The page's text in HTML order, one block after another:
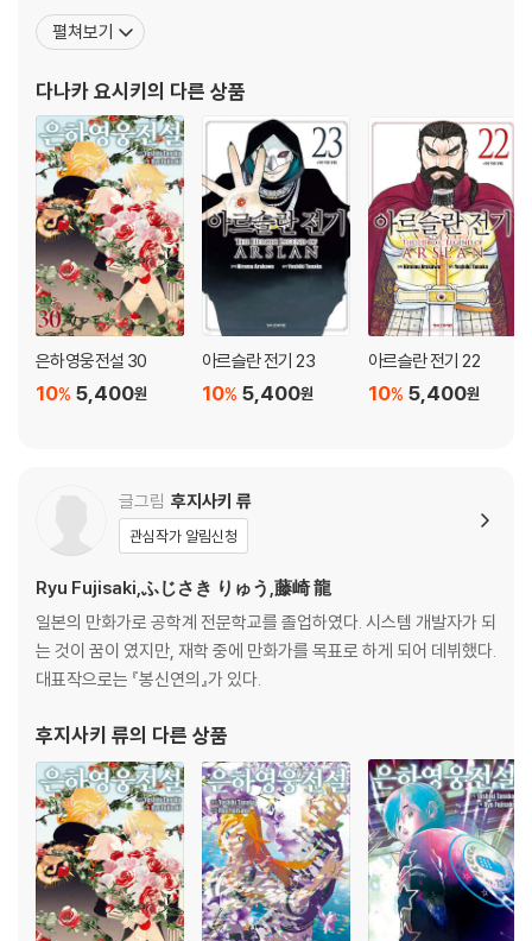
간결한 문체와 상호연관관계가 전혀 흐트러지지 않는 짜임새있는 일
관된 구조로 스토리의 호흡을 매끄럽게 이어간다는 평을 받고 있다.
품은 모두 애니메이션으로 제작되었다. 특히 일본에서만 950
펼쳐보기
다나카 요시키 의 다른 상품
은하영웅전설 30
5,400원
10%
아르슬란 전기 23
5,400원
10%
아르슬란 전기 22
5,400원
10%
글그림 후지사키 류
관심작가 알림신청
Ryu Fujisaki,ふじさき りゅう,藤崎 龍
일본의 만화가로 공학계 전문학교를 졸업하였다. 시스템 개발자가 되
는 것이 꿈이 였지만, 재학 중에 만화가를 목표로 하게 되어 데뷔했다.
대표작으로는 『봉신연의』가 있다.
후지사키 류의 다른 상품